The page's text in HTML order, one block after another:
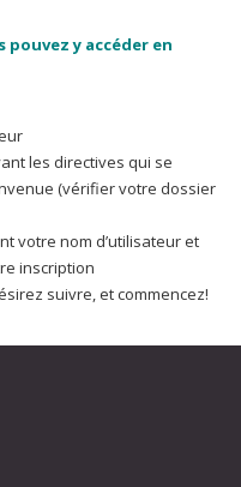
y accéder en
les directives qui se
(vérifier votre dossier
votre nom d’utilisateur et
inscription
suivre, et commencez!